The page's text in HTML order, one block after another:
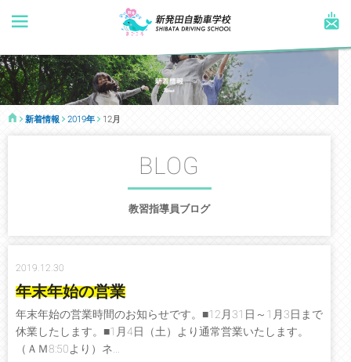
新着情報 2019年 12月
BLOG
教習指導員ブログ
2019.12.30
年末年始の営業
年末年始の営業時間のお知らせです。■12月31日～1月3日まで
休業したします。■1月4日（土）より通常営業いたします。
（ＡＭ8:50より）ネ...